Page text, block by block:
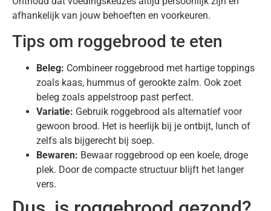
afhankelijk van jouw behoeften en voorkeuren.
Tips om roggebrood te eten
Beleg: Combineer roggebrood met hartige toppings
zoals kaas, hummus of gerookte zalm. Ook zoet
beleg zoals appelstroop past perfect.
Variatie: Gebruik roggebrood als alternatief voor
gewoon brood. Het is heerlijk bij je ontbijt, lunch of
zelfs als bijgerecht bij soep.
Bewaren: Bewaar roggebrood op een koele, droge
plek. Door de compacte structuur blijft het langer
vers.